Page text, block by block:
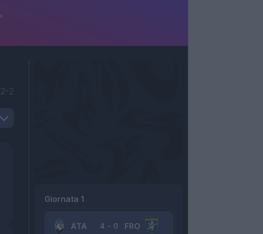
2-2
Giornata 1
ATA FRO
4 - 0